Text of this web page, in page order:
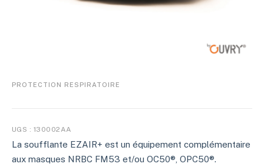
PROTECTION RESPIRATOIRE
UGS : 130002AA
La soufflante EZAIR+ est un équipement complémentaire
aux masques NRBC FM53 et/ou OC50®, OPC50®.